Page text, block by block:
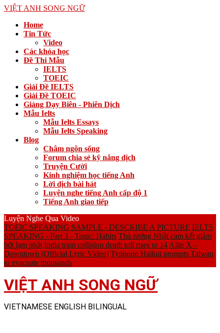
VIỆT ANH SONG NGỮ
Home
Tin Tức
Video
Các khóa học
Đề Thi Mẫu
IELTS
TOEIC
Giải Đề IELTS
Giải Đề TOEIC
Giảng Dạy Biên - Phiên Dịch
Mẫu Ielts
Mẫu Ielts Essays
Mẫu Ielts Speaking
Blog
Châm ngôn sống
Forum chia sẻ kỹ năng dịch
Truyện Cười
Kinh nghiệm học tiếng Anh
Lời dịch bài hát
Luyện nghe tiếng Anh cấp độ 1
Tiếng Anh giao tiếp
Luyện Nghe Qua Video
TOEIC SPEAKING SAMPLE - DESCRIBE A PICTURE IELTS
SPEAKING - Part 3 - Topic: Habits Thủ tướng Nhật cam kết giảm
bớt lạm phát India train collision death toll rises to 14 Allie X –
Downtown (Official Lyric Video) Typhoon Haikui prompts Taiwan
to evacuate thousands
VIỆT ANH SONG NGỮ
VIETNAMESE ENGLISH BILINGUAL